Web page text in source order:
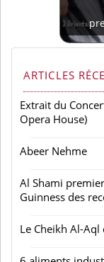
ARTICLES
Extrait du
Opera House)
Abeer Nehme
Al Shami
Guinness des
Le Cheikh Al-